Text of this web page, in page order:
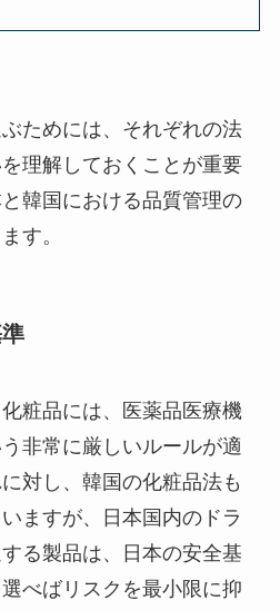
ためには、それぞれの法
理解しておくことが重要
韓国における品質管理の
す。
粧品には、医薬品医療機
非常に厳しいルールが適
対し、韓国の化粧品法も
ますが、日本国内のドラ
る製品は、日本の安全基
べばリスクを最小限に抑